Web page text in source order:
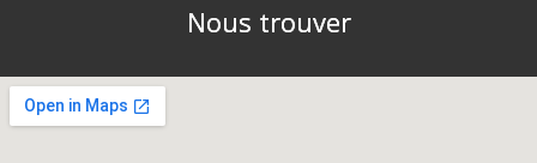
Nous trouver